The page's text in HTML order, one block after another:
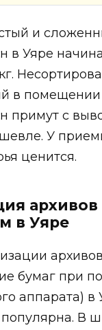
и
в Уяре
в
примут с
У
ценится.
архивов
в Уяре
бумаг при
аппарата) в
популярна. В